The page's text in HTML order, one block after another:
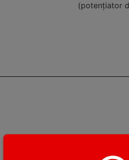
(potenţiator